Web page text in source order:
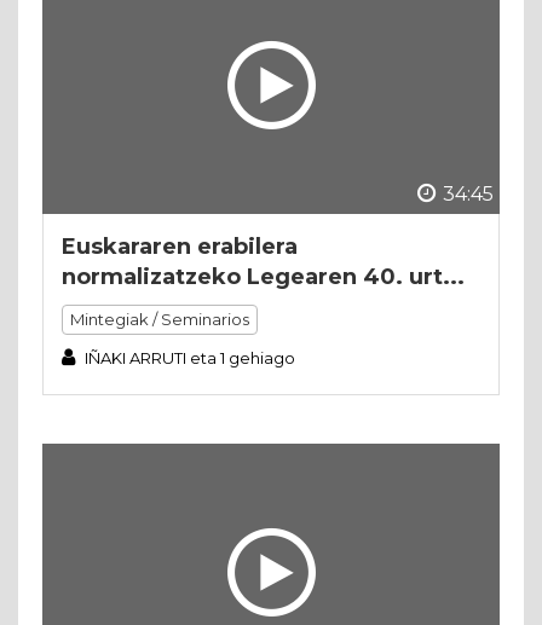
34:45
Euskararen erabilera
normalizatzeko Legearen 40. urt...
Mintegiak / Seminarios
IÑAKI ARRUTI eta 1 gehiago